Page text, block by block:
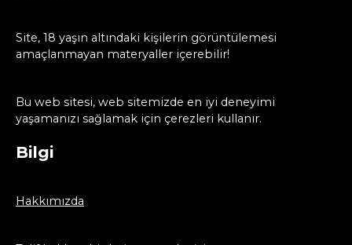
Site, 18 yaşın altındaki kişilerin görüntülemesi
amaçlanmayan materyaller içerebilir!
Bu web sitesi, web sitemizde en iyi deneyimi
yaşamanızı sağlamak için çerezleri kullanır.
Bilgi
Hakkımızda